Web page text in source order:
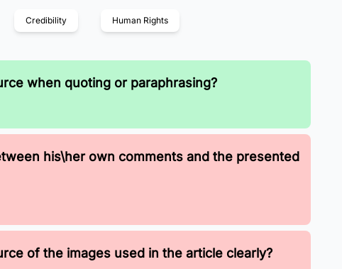
Credibility Human Rights
when quoting or paraphrasing?
his\her own comments and the presented
of the images used in the article clearly?